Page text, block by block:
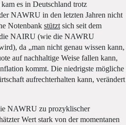
es in Deutschland trotz
NAWRU in den letzten Jahren nicht
Notenbank stütztsich seit dem
NAIRU (wie die NAWRU
da „man nicht genau wissen kann,
auf nachhaltige Weise fallen kann,
kommt. Die niedrigste mögliche
aufrechterhalten kann, verändert
NAWRU zu prozyklischer
Wert stark von der momentanen